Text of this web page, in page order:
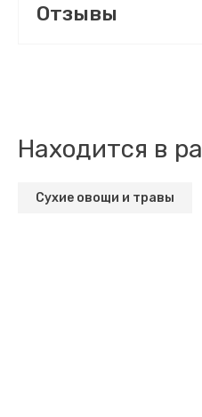
Отзывы
Находится в
Сухие овощи и травы